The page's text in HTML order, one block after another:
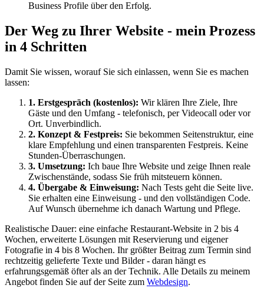
Business Profile über den Erfolg.
Der Weg zu Ihrer Website - mein Prozess
in 4 Schritten
Damit Sie wissen, worauf Sie sich einlassen, wenn Sie es machen
lassen:
1. Erstgespräch (kostenlos): Wir klären Ihre Ziele, Ihre
Gäste und den Umfang - telefonisch, per Videocall oder vor
Ort. Unverbindlich.
2. Konzept & Festpreis: Sie bekommen Seitenstruktur, eine
klare Empfehlung und einen transparenten Festpreis. Keine
Stunden-Überraschungen.
3. Umsetzung: Ich baue Ihre Website und zeige Ihnen reale
Zwischenstände, sodass Sie früh mitsteuern können.
4. Übergabe & Einweisung: Nach Tests geht die Seite live.
Sie erhalten eine Einweisung - und den vollständigen Code.
Auf Wunsch übernehme ich danach Wartung und Pflege.
Realistische Dauer: eine einfache Restaurant-Website in 2 bis 4
Wochen, erweiterte Lösungen mit Reservierung und eigener
Fotografie in 4 bis 8 Wochen. Ihr größter Beitrag zum Termin sind
rechtzeitig gelieferte Texte und Bilder - daran hängt es
erfahrungsgemäß öfter als an der Technik. Alle Details zu meinem
Angebot finden Sie auf der Seite zum Webdesign.